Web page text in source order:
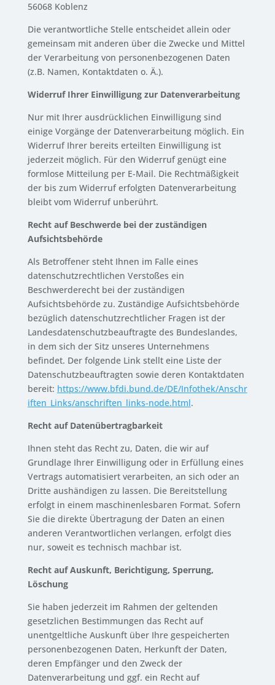
56068 Koblenz
Die verantwortliche Stelle entscheidet allein oder
gemeinsam mit anderen über die Zwecke und Mittel
der Verarbeitung von personenbezogenen Daten
(z.B. Namen, Kontaktdaten o. Ä.).
Widerruf Ihrer Einwilligung zur Datenverarbeitung
Nur mit Ihrer ausdrücklichen Einwilligung sind
einige Vorgänge der Datenverarbeitung möglich. Ein
Widerruf Ihrer bereits erteilten Einwilligung ist
jederzeit möglich. Für den Widerruf genügt eine
formlose Mitteilung per E-Mail. Die Rechtmäßigkeit
der bis zum Widerruf erfolgten Datenverarbeitung
bleibt vom Widerruf unberührt.
Recht auf Beschwerde bei der zuständigen
Aufsichtsbehörde
Als Betroffener steht Ihnen im Falle eines
datenschutzrechtlichen Verstoßes ein
Beschwerderecht bei der zuständigen
Aufsichtsbehörde zu. Zuständige Aufsichtsbehörde
bezüglich datenschutzrechtlicher Fragen ist der
Landesdatenschutzbeauftragte des Bundeslandes,
in dem sich der Sitz unseres Unternehmens
befindet. Der folgende Link stellt eine Liste der
Datenschutzbeauftragten sowie deren Kontaktdaten
bereit: https://www.bfdi.bund.de/DE/Infothek/Anschr
iften_Links/anschriften_links-node.html.
Recht auf Datenübertragbarkeit
Ihnen steht das Recht zu, Daten, die wir auf
Grundlage Ihrer Einwilligung oder in Erfüllung eines
Vertrags automatisiert verarbeiten, an sich oder an
Dritte aushändigen zu lassen. Die Bereitstellung
erfolgt in einem maschinenlesbaren Format. Sofern
Sie die direkte Übertragung der Daten an einen
anderen Verantwortlichen verlangen, erfolgt dies
nur, soweit es technisch machbar ist.
Recht auf Auskunft, Berichtigung, Sperrung,
Löschung
Sie haben jederzeit im Rahmen der geltenden
gesetzlichen Bestimmungen das Recht auf
unentgeltliche Auskunft über Ihre gespeicherten
personenbezogenen Daten, Herkunft der Daten,
deren Empfänger und den Zweck der
Datenverarbeitung und ggf. ein Recht auf